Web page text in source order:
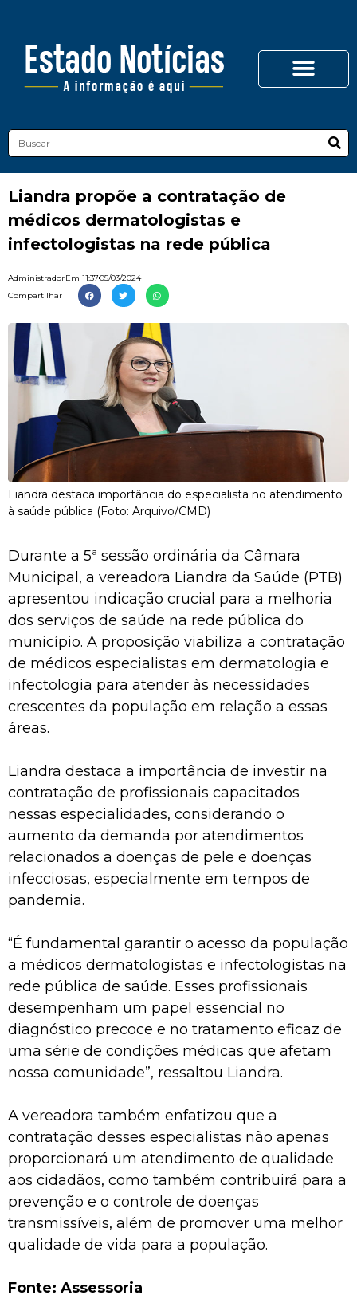
Liandra propõe a contratação de
médicos dermatologistas e
infectologistas na rede pública
AdministradorEm 11:3705/03/2024
Compartilhar
Liandra destaca importância do especialista no atendimento
à saúde pública (Foto: Arquivo/CMD)
Durante a 5ª sessão ordinária da Câmara
Municipal, a vereadora Liandra da Saúde (PTB)
apresentou indicação crucial para a melhoria
dos serviços de saúde na rede pública do
município. A proposição viabiliza a contratação
de médicos especialistas em dermatologia e
infectologia para atender às necessidades
crescentes da população em relação a essas
áreas.
Liandra destaca a importância de investir na
contratação de profissionais capacitados
nessas especialidades, considerando o
aumento da demanda por atendimentos
relacionados a doenças de pele e doenças
infecciosas, especialmente em tempos de
pandemia.
“É fundamental garantir o acesso da população
a médicos dermatologistas e infectologistas na
rede pública de saúde. Esses profissionais
desempenham um papel essencial no
diagnóstico precoce e no tratamento eficaz de
uma série de condições médicas que afetam
nossa comunidade”, ressaltou Liandra.
A vereadora também enfatizou que a
contratação desses especialistas não apenas
proporcionará um atendimento de qualidade
aos cidadãos, como também contribuirá para a
prevenção e o controle de doenças
transmissíveis, além de promover uma melhor
qualidade de vida para a população.
Fonte: Assessoria